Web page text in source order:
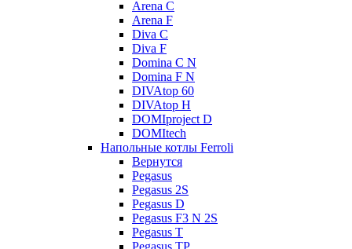
Arena C
Arena F
Diva C
Diva F
Domina C N
Domina F N
DIVAtop 60
DIVAtop H
DOMIproject D
DOMItech
Напольные котлы Ferroli
Вернутся
Pegasus
Pegasus 2S
Pegasus D
Pegasus F3 N 2S
Pegasus T
Pegasus TP